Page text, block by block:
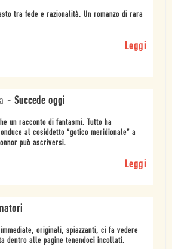
tra fede e razionalità. Un romanzo di rara
Leggi
- Succede oggi
un racconto di fantasmi. Tutto ha
al cosiddetto “gotico meridionale” a
può ascriversi.
Leggi
originali, spiazzanti, ci fa vedere
dentro alle pagine tenendoci incollati.